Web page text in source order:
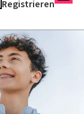
Registrieren